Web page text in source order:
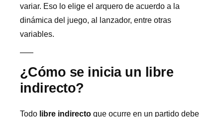
variar. Eso lo elige el arquero de acuerdo a la
dinámica del juego, al lanzador, entre otras
variables.
¿Cómo se inicia un libre
indirecto?
Todo libre indirecto que ocurre en un partido debe